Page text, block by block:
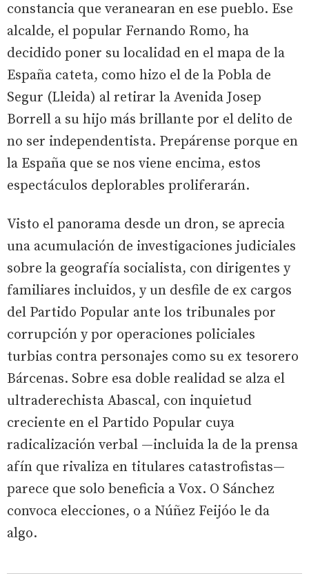
constancia que veranearan en ese pueblo. Ese
alcalde, el popular Fernando Romo, ha
decidido poner su localidad en el mapa de la
España cateta, como hizo el de la Pobla de
Segur (Lleida) al retirar la Avenida Josep
Borrell a su hijo más brillante por el delito de
no ser independentista. Prepárense porque en
la España que se nos viene encima, estos
espectáculos deplorables proliferarán.
Visto el panorama desde un dron, se aprecia
una acumulación de investigaciones judiciales
sobre la geografía socialista, con dirigentes y
familiares incluidos, y un desfile de ex cargos
del Partido Popular ante los tribunales por
corrupción y por operaciones policiales
turbias contra personajes como su ex tesorero
Bárcenas. Sobre esa doble realidad se alza el
ultraderechista Abascal, con inquietud
creciente en el Partido Popular cuya
radicalización verbal —incluida la de la prensa
afín que rivaliza en titulares catastrofistas—
parece que solo beneficia a Vox. O Sánchez
convoca elecciones, o a Núñez Feijóo le da
algo.